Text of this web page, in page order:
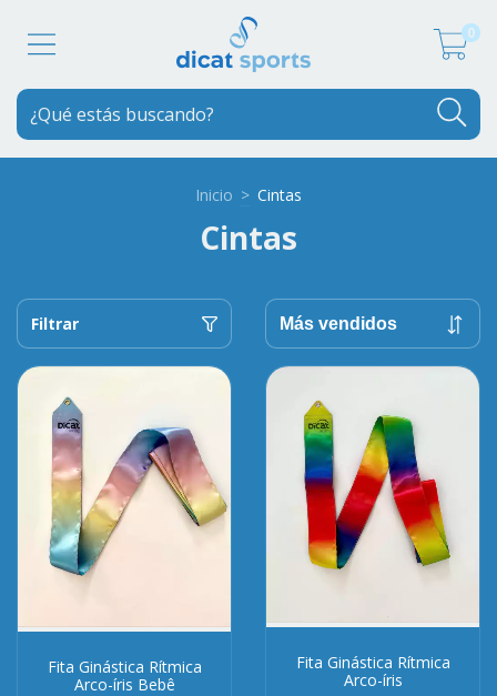
0
Inicio > Cintas
Cintas
Filtrar
Fita Ginástica Rítmica
Arco-íris Bebê
Fita Ginástica Rítmica
Arco-íris